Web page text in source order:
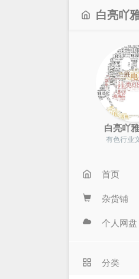
白亮吖
白亮吖
有色行业
首页
杂货铺
个人网盘
分类